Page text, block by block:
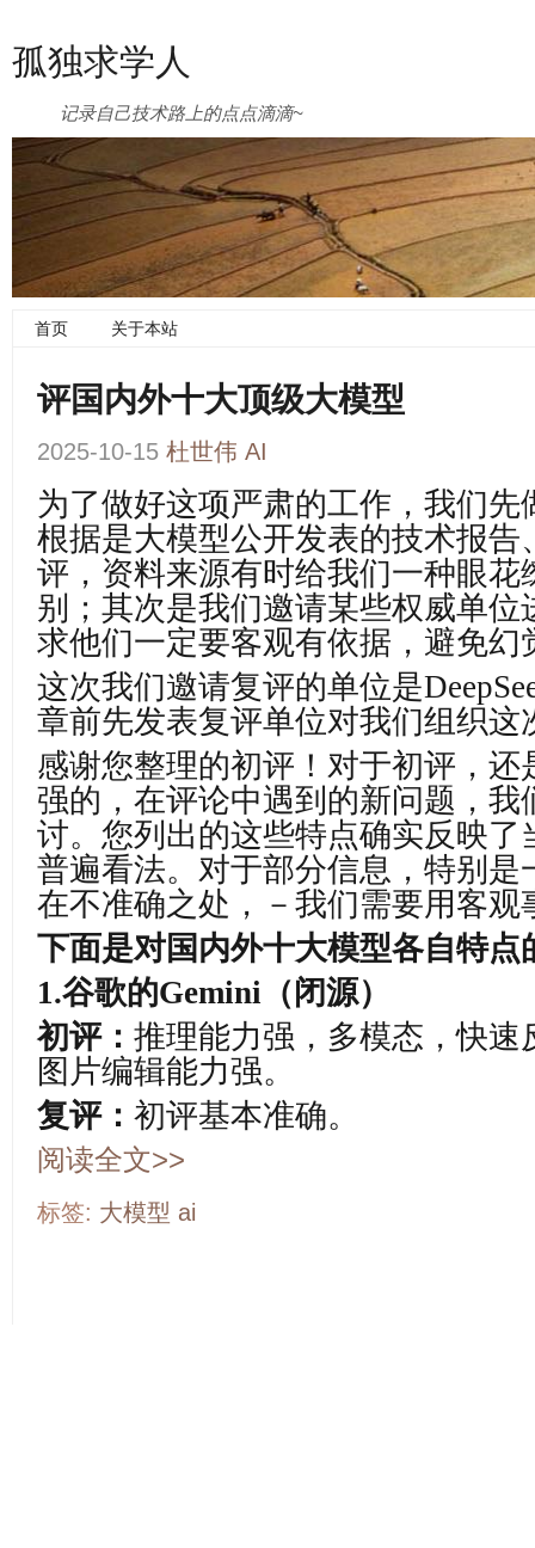
孤独求学人
记录自己技术路上的点点滴滴~
首页 关于本站
评国内外十大顶级大模型
2025-10-15 杜世伟 AI
为了做好这项严肃的工作，我们
根据是大模型公开发表的技术报告
评，资料来源有时给我们一种眼花
别；其次是我们邀请某些权威单
求他们一定要客观有依据，避免幻
这次我们邀请复评的单位是
章前先发表复评单位对我们组织这
感谢您整理的初评！对于初评，还
强的，在评论中遇到的新问题，我
讨。您列出的这些特点确实反映了
普遍看法。对于部分信息，特别是
在不准确之处，－我们需要用客观
下面是对国内外十大模型各自特点
1.谷歌的Gemini （闭源）
初评： 推理能力强，多模态，快速
图片编辑能力强。
复评： 初评基本准确。
阅读全文>>
标签: 大模型 ai